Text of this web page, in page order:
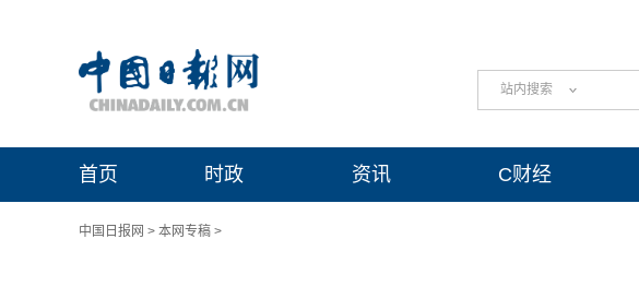
站内搜索
首页 时政 资讯 C财经
中国日报网 > 本网专稿 >